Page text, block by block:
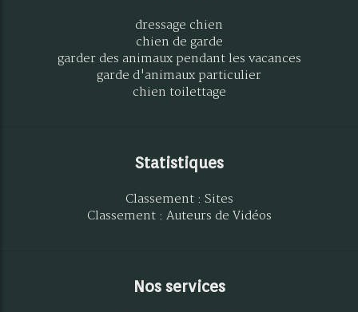
dressage chien
chien de garde
garder des animaux pendant les vacances
garde d'animaux particulier
chien toilettage
Statistiques
Classement : Sites
Classement : Auteurs de Vidéos
Nos services